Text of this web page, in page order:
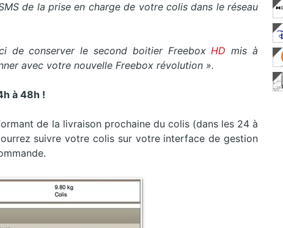
de la prise en charge de votre colis dans le réseau
de conserver le second boitier FreeboxHDmis à
avec votre nouvelle Freebox révolution ».
à 48h !
de la livraison prochaine du colis (dans les 24 à
suivre votre colis sur votre interface de gestion